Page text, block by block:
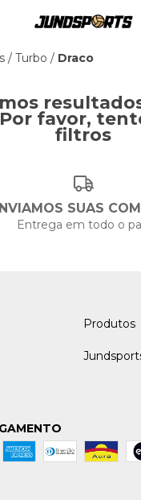
/ Turbo / Draco
favor,
filtros
SUAS
Entrega em todo o
Produtos